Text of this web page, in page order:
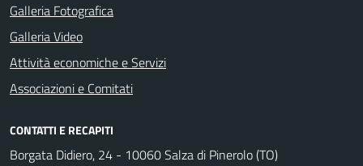
Galleria Fotografica
Galleria Video
Attività economiche e Servizi
Associazioni e Comitati
CONTATTI E RECAPITI
Borgata Didiero, 24 - 10060 Salza di Pinerolo (TO)